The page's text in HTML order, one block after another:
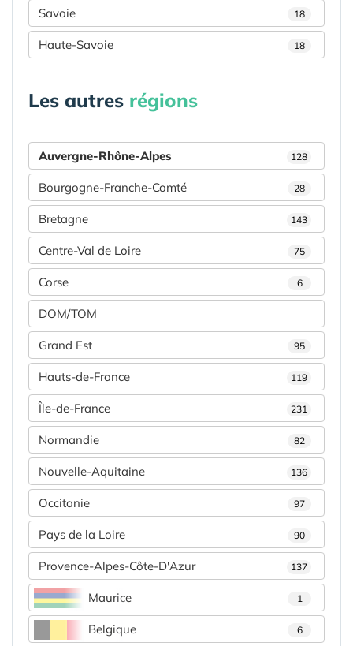
Savoie 18
Haute-Savoie 18
Les autres régions
Auvergne-Rhône-Alpes 128
Bourgogne-Franche-Comté 28
Bretagne 143
Centre-Val de Loire 75
Corse 6
DOM/TOM
Grand Est 95
Hauts-de-France 119
Île-de-France 231
Normandie 82
Nouvelle-Aquitaine 136
Occitanie 97
Pays de la Loire 90
Provence-Alpes-Côte-D'Azur 137
Maurice 1
Belgique 6